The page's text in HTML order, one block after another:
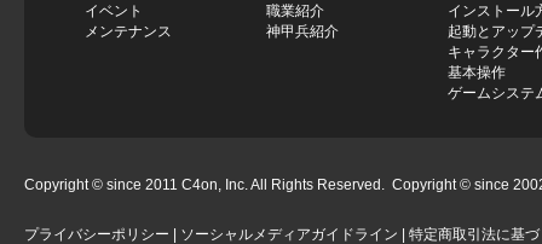
イベント
メンテナンス
職業紹介
神甲兵紹介
インストール
起動とアップ
キャラクター
基本操作
ゲームシステ
Copyright © since 2011 C4on, Inc. All Rights Reserved. Copyright © since
プライバシーポリシー ソーシャルメディアガイドライン 特定商取引法に基